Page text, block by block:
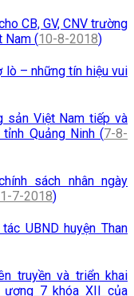
CB, GV, CNV trường
Nam (10-8-2018)
lò – những tín hiệu vui
sản Việt Nam tiếp và
Quảng Ninh (7-8-
sách nhân ngày
7-2018)
UBND huyện Than
truyền và triển khai
ương 7 khóa XII của